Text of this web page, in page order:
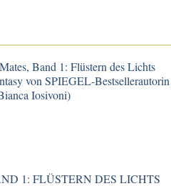
1: FLÜSTERN DES LICHTS